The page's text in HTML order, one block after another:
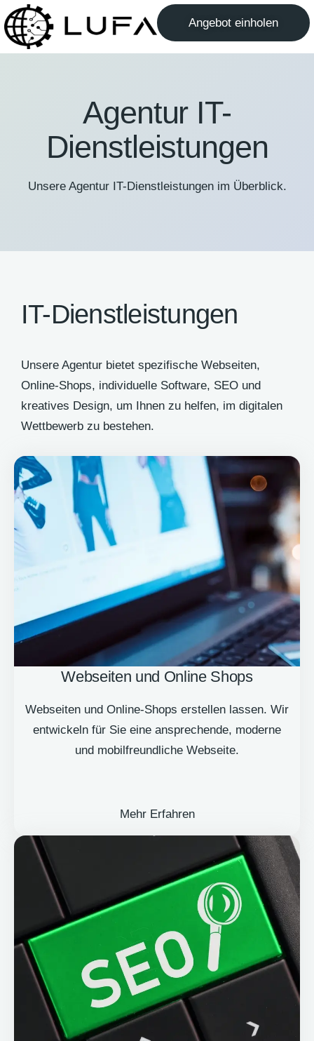
Angebot einholen
Agentur IT-
Dienstleistungen
Unsere Agentur IT-Dienstleistungen im Überblick.
IT-Dienstleistungen
Unsere Agentur bietet spezifische Webseiten,
Online-Shops, individuelle Software, SEO und
kreatives Design, um Ihnen zu helfen, im digitalen
Wettbewerb zu bestehen.
Webseiten und Online Shops
Webseiten und Online-Shops erstellen lassen. Wir
entwickeln für Sie eine ansprechende, moderne
und mobilfreundliche Webseite.
Mehr Erfahren